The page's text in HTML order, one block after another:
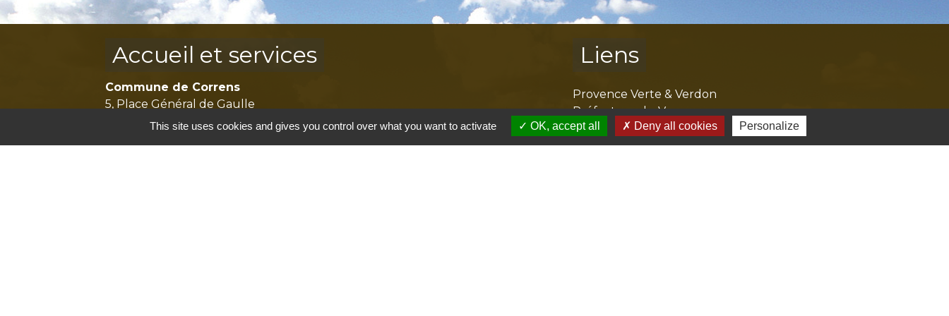
Accueil et services
Commune de Correns
5, Place Général de Gaulle
83570 Correns - FRANCE
Liens
Provence Verte & Verdon
Préfecture du Var
Réglementation de l'accès aux massifs forestiers
Mission Local Ouest Var
This site uses cookies and gives you control over what you want to activate OK, accept all Deny all cookies Personalize